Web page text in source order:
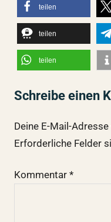
teilen
teilen
teilen
Schreibe einen
Deine E-Mail-
Erforderliche Felder
Kommentar *